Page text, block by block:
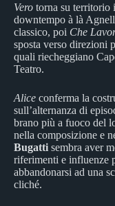
Vero torna su territorio
downtempo à là
classico, poi Che
sposta verso direzioni
quali riecheggiano
Teatro.
Alice conferma la
sull’alternanza di
brano più a fuoco del
nella composizione e
Bugatti sembra aver
riferimenti e influenze
abbandonarsi ad una
cliché.